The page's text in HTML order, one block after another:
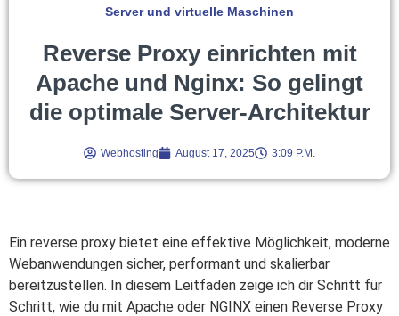
Server und virtuelle Maschinen
Reverse Proxy einrichten mit
Apache und Nginx: So gelingt
die optimale Server-Architektur
Webhosting August 17, 2025 3:09 P.m.
Ein reverse proxy bietet eine effektive Möglichkeit, moderne
Webanwendungen sicher, performant und skalierbar
bereitzustellen. In diesem Leitfaden zeige ich dir Schritt für
Schritt, wie du mit Apache oder NGINX einen Reverse Proxy